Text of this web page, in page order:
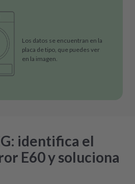
Los datos se encuentran en la
placa de tipo, que puedes ver
en la imagen.
identifica el
E60 y soluciona